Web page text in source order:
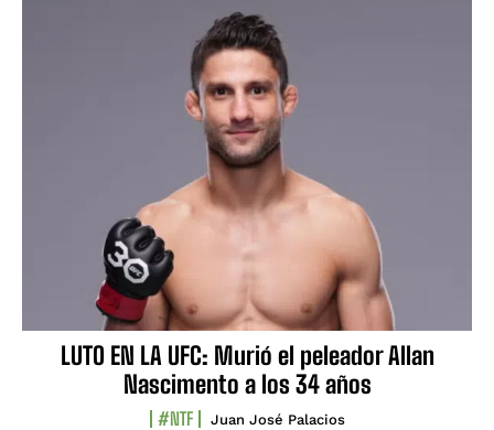
LUTO EN LA UFC: Murió el peleador Allan
Nascimento a los 34 años
#NTF Juan José Palacios